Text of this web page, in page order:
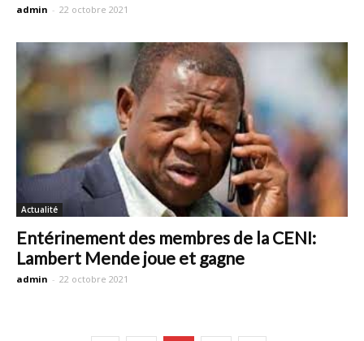
admin - 22 octobre 2021
Actualité
Entérinement des membres de la CENI:
Lambert Mende joue et gagne
admin - 22 octobre 2021